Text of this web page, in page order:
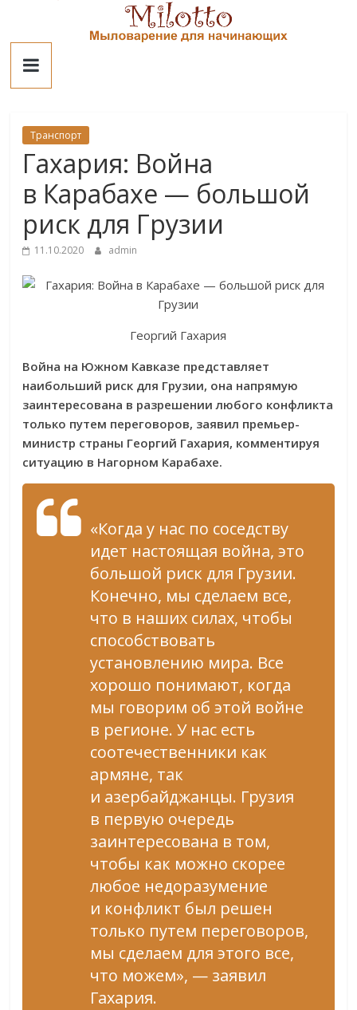
contentМилотто
Транспорт
Гахария: Война
в Карабахе — большой
риск для Грузии
11.10.2020 admin
Георгий Гахария
Война на Южном Кавказе представляет
наибольший риск для Грузии, она напрямую
заинтересована в разрешении любого конфликта
только путем переговоров, заявил премьер-
министр страны Георгий Гахария, комментируя
ситуацию в Нагорном Карабахе.
«Когда у нас по соседству
идет настоящая война, это
большой риск для Грузии.
Конечно, мы сделаем все,
что в наших силах, чтобы
способствовать
установлению мира. Все
хорошо понимают, когда
мы говорим об этой войне
в регионе. У нас есть
соотечественники как
армяне, так
и азербайджанцы. Грузия
в первую очередь
заинтересована в том,
чтобы как можно скорее
любое недоразумение
и конфликт был решен
только путем переговоров,
мы сделаем для этого все,
что можем», — заявил
Гахария.